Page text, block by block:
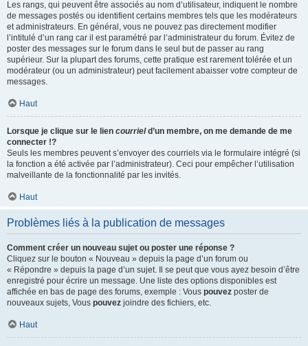
Les rangs, qui peuvent être associés au nom d’utilisateur, indiquent le nombre
de messages postés ou identifient certains membres tels que les modérateurs
et administrateurs. En général, vous ne pouvez pas directement modifier
l’intitulé d’un rang car il est paramétré par l’administrateur du forum. Évitez de
poster des messages sur le forum dans le seul but de passer au rang
supérieur. Sur la plupart des forums, cette pratique est rarement tolérée et un
modérateur (ou un administrateur) peut facilement abaisser votre compteur de
messages.
Haut
Lorsque je clique sur le lien courrield’un membre, on me demande de me
connecter !?
Seuls les membres peuvent s’envoyer des courriels via le formulaire intégré (si
la fonction a été activée par l’administrateur). Ceci pour empêcher l’utilisation
malveillante de la fonctionnalité par les invités.
Haut
Problèmes liés à la publication de messages
Comment créer un nouveau sujet ou poster une réponse ?
Cliquez sur le bouton « Nouveau » depuis la page d’un forum ou
« Répondre » depuis la page d’un sujet. Il se peut que vous ayez besoin d’être
enregistré pour écrire un message. Une liste des options disponibles est
affichée en bas de page des forums, exemple : Vous pouvez poster de
nouveaux sujets, Vous pouvez joindre des fichiers, etc.
Haut